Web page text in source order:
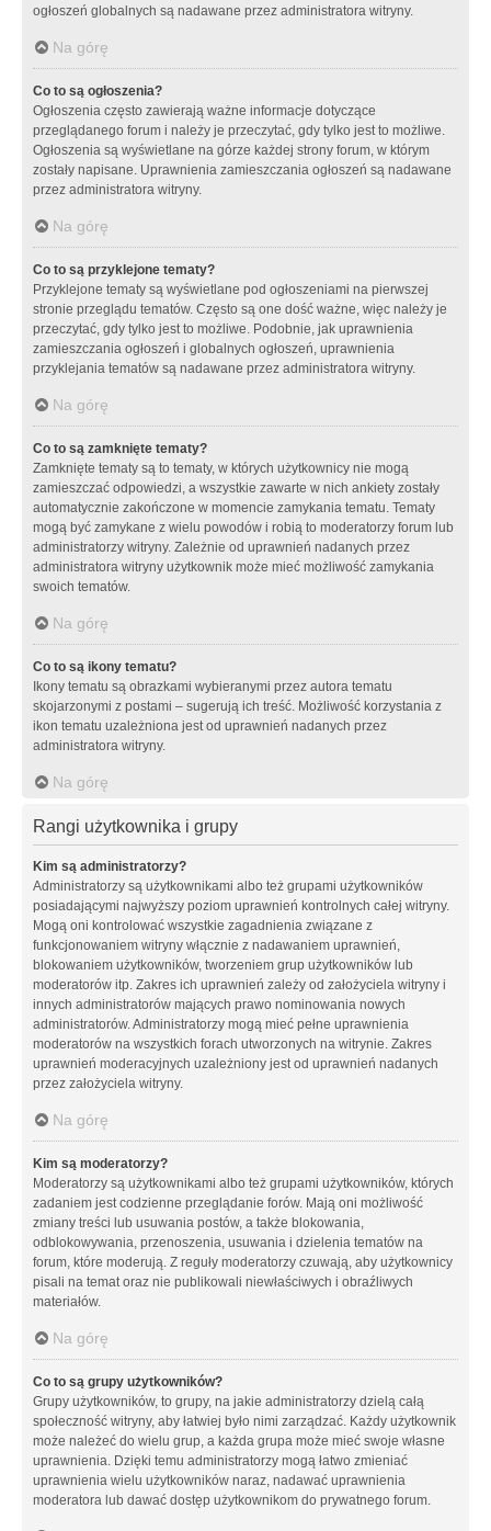
ogłoszeń globalnych są nadawane przez administratora witryny.
Na górę
Co to są ogłoszenia?
Ogłoszenia często zawierają ważne informacje dotyczące
przeglądanego forum i należy je przeczytać, gdy tylko jest to możliwe.
Ogłoszenia są wyświetlane na górze każdej strony forum, w którym
zostały napisane. Uprawnienia zamieszczania ogłoszeń są nadawane
przez administratora witryny.
Na górę
Co to są przyklejone tematy?
Przyklejone tematy są wyświetlane pod ogłoszeniami na pierwszej
stronie przeglądu tematów. Często są one dość ważne, więc należy je
przeczytać, gdy tylko jest to możliwe. Podobnie, jak uprawnienia
zamieszczania ogłoszeń i globalnych ogłoszeń, uprawnienia
przyklejania tematów są nadawane przez administratora witryny.
Na górę
Co to są zamknięte tematy?
Zamknięte tematy są to tematy, w których użytkownicy nie mogą
zamieszczać odpowiedzi, a wszystkie zawarte w nich ankiety zostały
automatycznie zakończone w momencie zamykania tematu. Tematy
mogą być zamykane z wielu powodów i robią to moderatorzy forum lub
administratorzy witryny. Zależnie od uprawnień nadanych przez
administratora witryny użytkownik może mieć możliwość zamykania
swoich tematów.
Na górę
Co to są ikony tematu?
Ikony tematu są obrazkami wybieranymi przez autora tematu
skojarzonymi z postami – sugerują ich treść. Możliwość korzystania z
ikon tematu uzależniona jest od uprawnień nadanych przez
administratora witryny.
Na górę
Rangi użytkownika i grupy
Kim są administratorzy?
Administratorzy są użytkownikami albo też grupami użytkowników
posiadającymi najwyższy poziom uprawnień kontrolnych całej witryny.
Mogą oni kontrolować wszystkie zagadnienia związane z
funkcjonowaniem witryny włącznie z nadawaniem uprawnień,
blokowaniem użytkowników, tworzeniem grup użytkowników lub
moderatorów itp. Zakres ich uprawnień zależy od założyciela witryny i
innych administratorów mających prawo nominowania nowych
administratorów. Administratorzy mogą mieć pełne uprawnienia
moderatorów na wszystkich forach utworzonych na witrynie. Zakres
uprawnień moderacyjnych uzależniony jest od uprawnień nadanych
przez założyciela witryny.
Na górę
Kim są moderatorzy?
Moderatorzy są użytkownikami albo też grupami użytkowników, których
zadaniem jest codzienne przeglądanie forów. Mają oni możliwość
zmiany treści lub usuwania postów, a także blokowania,
odblokowywania, przenoszenia, usuwania i dzielenia tematów na
forum, które moderują. Z reguły moderatorzy czuwają, aby użytkownicy
pisali na temat oraz nie publikowali niewłaściwych i obraźliwych
materiałów.
Na górę
Co to są grupy użytkowników?
Grupy użytkowników, to grupy, na jakie administratorzy dzielą całą
społeczność witryny, aby łatwiej było nimi zarządzać. Każdy użytkownik
może należeć do wielu grup, a każda grupa może mieć swoje własne
uprawnienia. Dzięki temu administratorzy mogą łatwo zmieniać
uprawnienia wielu użytkowników naraz, nadawać uprawnienia
moderatora lub dawać dostęp użytkownikom do prywatnego forum.